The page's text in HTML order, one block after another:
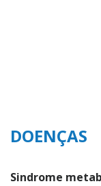
DOENÇAS
Sindrome